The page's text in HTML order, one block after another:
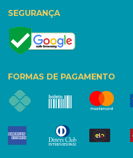
SEGURANÇA
FORMAS DE PAGAMENTO